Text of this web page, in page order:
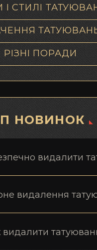
І СТИЛІ
РІЗНІ ПОРАДИ
НОВИНОК
видалити
видалення
видалити